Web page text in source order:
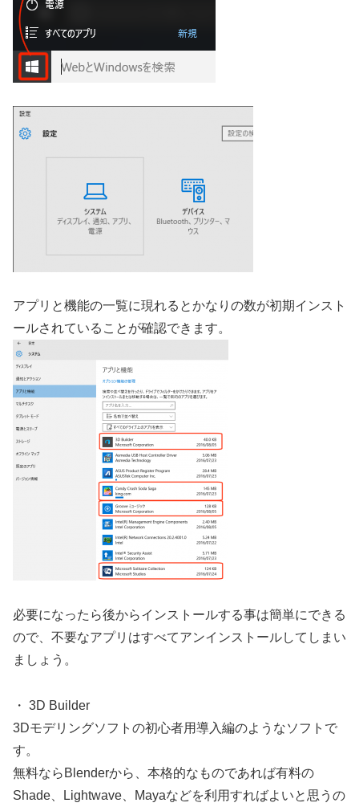
アプリと機能の一覧に現れるとかなりの数が初期インスト
ールされていることが確認できます。
必要になったら後からインストールする事は簡単にできる
ので、不要なアプリはすべてアンインストールしてしまい
ましょう。
・ 3D Builder
3Dモデリングソフトの初心者用導入編のようなソフトで
す。
無料ならBlenderから、本格的なものであれば有料の
Shade、Lightwave、Mayaなどを利用すればよいと思うの